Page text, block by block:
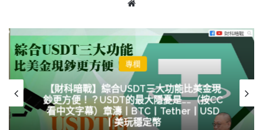
專欄
【財科暗戰】綜合USDT三大功能比美金現
鈔更方便！？USDT的最大隱憂是……（按CC
看中文字幕）章濤丨BTC丨Tether丨USD
丨美玩穩定幣